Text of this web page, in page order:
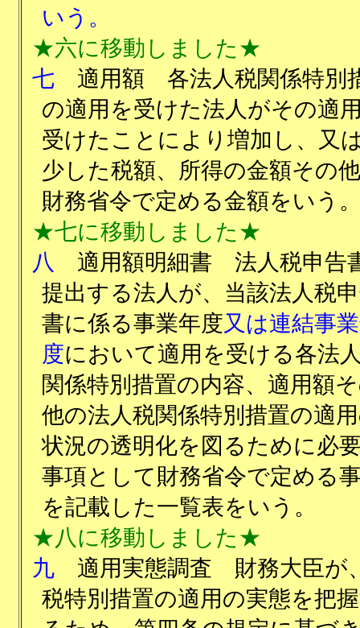
いう。
★六に移動しました★
七
適用額 各法人税関係特別
の適用を受けた法人がその適
受けたことにより増加し、又
少した税額、所得の金額その
財務省令で定める金額をいう
★七に移動しました★
八
適用額明細書 法人税申告
提出する法人が、当該法人税
書に係る事業年度又は連結事
度において適用を受ける各法
関係特別措置の内容、適用額
他の法人税関係特別措置の適
状況の透明化を図るために必
事項として財務省令で定める
を記載した一覧表をいう。
★八に移動しました★
九
適用実態調査 財務大臣が
税特別措置の適用の実態を把